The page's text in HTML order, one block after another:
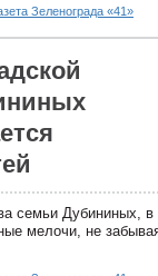
Зеленограда «41»
семьи Дубининых, в
мелочи, не